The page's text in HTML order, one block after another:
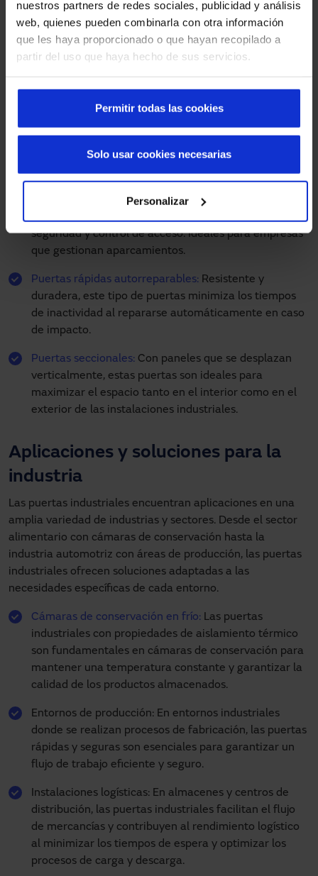
nuestros partners de redes sociales, publicidad y análisis
web, quienes pueden combinarla con otra información
que les haya proporcionado o que hayan recopilado a
partir del uso que haya hecho de sus servicios.
Permitir todas las cookies
Personalizar
Solo usar cookies necesarias
diseñada para satisfacer necesidades específicas en
función del entorno y los requisitos de operación. Algunos
de los tipos más comunes incluyen:
Puertas rápidas enrollables:Ideales para entornos
donde se requiere un acceso rápido y frecuente, como
almacenes y áreas de producción.
Puertas rápidas apilables:Ofrecen un acceso rápido y
eficiente, con la capacidad de apilarse verticalmente
para optimizar el espacio cuando están abiertas.
Puertas rápidas para parking:Diseñadas para su uso
seguridad y control de acceso. Ideales para empresas
que gestionan aparcamientos.
Puertas rápidas autorreparables: Resistente y
duradera, este tipo de puertas minimiza los tiempos
de inactividad al repararse automáticamente en caso
de impacto.
Puertas seccionales: Con paneles que se desplazan
verticalmente, estas puertas son ideales para
maximizar el espacio tanto en el interior como en el
exterior de las instalaciones industriales.
Aplicaciones y soluciones para la
industria
Las puertas industriales encuentran aplicaciones en una
amplia variedad de industrias y sectores. Desde el sector
alimentario con cámaras de conservación hasta la
industria automotriz con áreas de producción, las puertas
industriales ofrecen soluciones adaptadas a las
necesidades específicas de cada entorno.
Cámaras de conservación en frío: Las puertas
industriales con propiedades de aislamiento térmico
son fundamentales en cámaras de conservación para
mantener una temperatura constante y garantizar la
calidad de los productos almacenados.
Entornos de producción: En entornos industriales
donde se realizan procesos de fabricación, las puertas
rápidas y seguras son esenciales para garantizar un
flujo de trabajo eficiente y seguro.
Instalaciones logísticas: En almacenes y centros de
distribución, las puertas industriales facilitan el flujo
de mercancías y contribuyen al rendimiento logístico
al minimizar los tiempos de espera y optimizar los
procesos de carga y descarga.